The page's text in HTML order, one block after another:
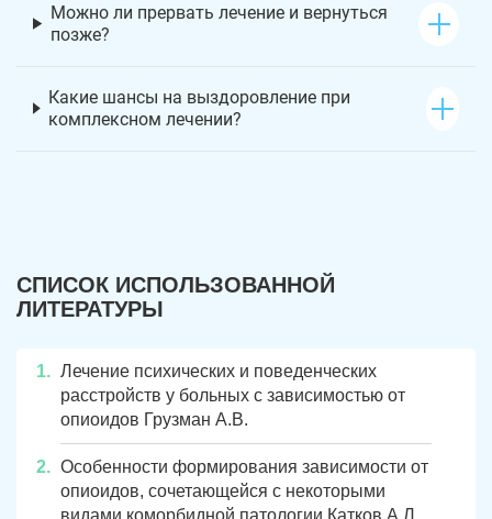
Можно ли прервать лечение и вернуться
позже?
Какие шансы на выздоровление при
комплексном лечении?
СПИСОК ИСПОЛЬЗОВАННОЙ
ЛИТЕРАТУРЫ
Лечение психических и поведенческих
расстройств у больных с зависимостью от
опиоидов Грузман А.В.
Особенности формирования зависимости от
опиоидов, сочетающейся с некоторыми
видами коморбидной патологии Катков А.Л.,